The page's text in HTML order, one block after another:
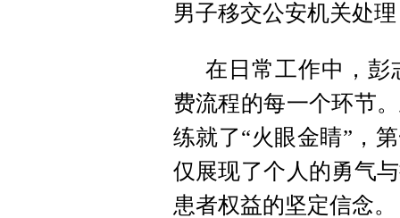
男子移交公安机关处
在日常工作中，彭
费流程的每一个环节
练就了“火眼金睛”，
仅展现了个人的勇气
患者权益的坚定信念。